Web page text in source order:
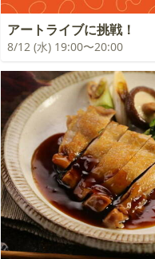
アートライブに挑戦！
8/12 (水) 19:00〜20:00